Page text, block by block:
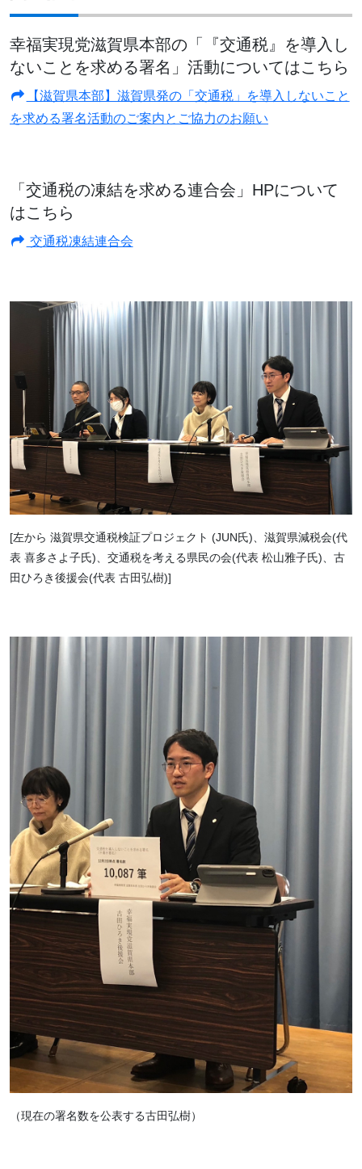
幸福実現党滋賀県本部の「『交通税』を導入し
ないことを求める署名」活動についてはこちら
【滋賀県本部】滋賀県発の「交通税」を導入しないこと
を求める署名活動のご案内とご協力のお願い
「交通税の凍結を求める連合会」HPについて
はこちら
交通税凍結連合会
[左から 滋賀県交通税検証プロジェクト (JUN氏)、滋賀県減税会(代
表 喜多さよ子氏)、交通税を考える県民の会(代表 松山雅子氏)、古
田ひろき後援会(代表 古田弘樹)]
（現在の署名数を公表する古田弘樹）